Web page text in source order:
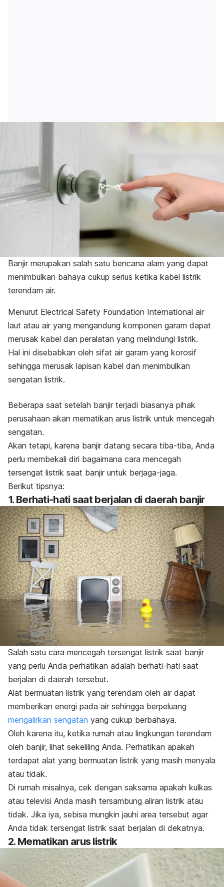
Banjir merupakan salah satu bencana alam yang dapat
menimbulkan bahaya cukup serius ketika kabel listrik
terendam air.
Menurut Electrical Safety Foundation International air
laut atau air yang mengandung komponen garam dapat
merusak kabel dan peralatan yang melindungi listrik.
Hal ini disebabkan oleh sifat air garam yang korosif
sehingga merusak lapisan kabel dan menimbulkan
sengatan listrik.
Beberapa saat setelah banjir terjadi biasanya pihak
perusahaan akan mematikan arus listrik untuk mencegah
sengatan.
Akan tetapi, karena banjir datang secara tiba-tiba, Anda
perlu membekali diri bagaimana cara mencegah
tersengat listrik saat banjir untuk berjaga-jaga.
Berikut tipsnya:
1. Berhati-hati saat berjalan di daerah banjir
Salah satu cara mencegah tersengat listrik saat banjir
yang perlu Anda perhatikan adalah berhati-hati saat
berjalan di daerah tersebut.
Alat bermuatan listrik yang terendam oleh air dapat
memberikan energi pada air sehingga berpeluang
mengalirkan sengatan yang cukup berbahaya.
Oleh karena itu, ketika rumah atau lingkungan terendam
oleh banjir, lihat sekeliling Anda. Perhatikan apakah
terdapat alat yang bermuatan listrik yang masih menyala
atau tidak.
Di rumah misalnya, cek dengan saksama apakah kulkas
atau televisi Anda masih tersambung aliran listrik atau
tidak. Jika iya, sebisa mungkin jauhi area tersebut agar
Anda tidak tersengat listrik saat berjalan di dekatnya.
2. Mematikan arus listrik